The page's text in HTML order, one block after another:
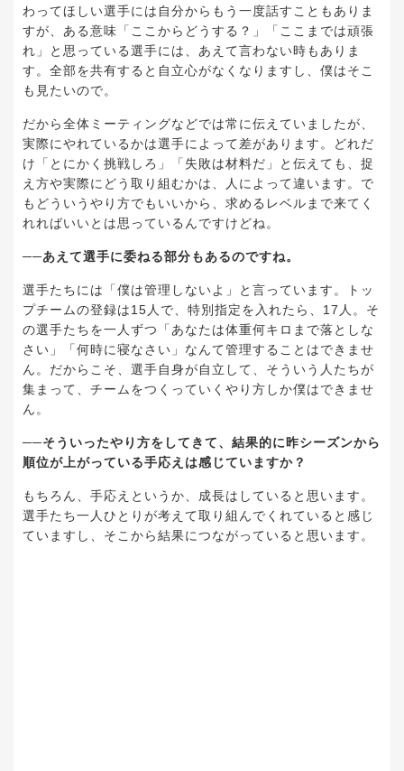
わってほしい選手には自分からもう一度話すこともありま
すが、ある意味「ここからどうする？」「ここまでは頑張
れ」と思っている選手には、あえて言わない時もありま
す。全部を共有すると自立心がなくなりますし、僕はそこ
も見たいので。
だから全体ミーティングなどでは常に伝えていましたが、
実際にやれているかは選手によって差があります。どれだ
け「とにかく挑戦しろ」「失敗は材料だ」と伝えても、捉
え方や実際にどう取り組むかは、人によって違います。で
もどういうやり方でもいいから、求めるレベルまで来てく
れればいいとは思っているんですけどね。
──あえて選手に委ねる部分もあるのですね。
選手たちには「僕は管理しないよ」と言っています。トッ
プチームの登録は15人で、特別指定を入れたら、17人。そ
の選手たちを一人ずつ「あなたは体重何キロまで落としな
さい」「何時に寝なさい」なんて管理することはできませ
ん。だからこそ、選手自身が自立して、そういう人たちが
集まって、チームをつくっていくやり方しか僕はできませ
ん。
──そういったやり方をしてきて、結果的に昨シーズンから
順位が上がっている手応えは感じていますか？
もちろん、手応えというか、成長はしていると思います。
選手たち一人ひとりが考えて取り組んでくれていると感じ
ていますし、そこから結果につながっていると思います。